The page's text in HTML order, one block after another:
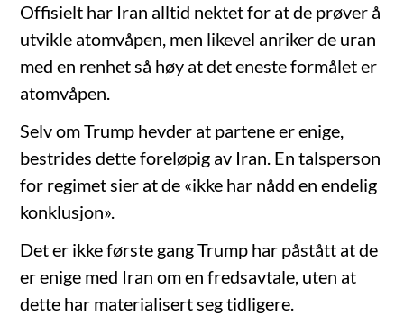
Offisielt har Iran alltid nektet for at de prøver å
utvikle atomvåpen, men likevel anriker de uran
med en renhet så høy at det eneste formålet er
atomvåpen.
Selv om Trump hevder at partene er enige,
bestrides dette foreløpig av Iran. En talsperson
for regimet sier at de «ikke har nådd en endelig
konklusjon».
Det er ikke første gang Trump har påstått at de
er enige med Iran om en fredsavtale, uten at
dette har materialisert seg tidligere.